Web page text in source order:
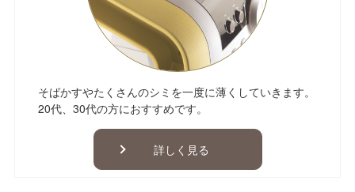
そばかすやたくさんのシミを一度に薄くしていきます。
20代、30代の方におすすめです。
詳しく見る